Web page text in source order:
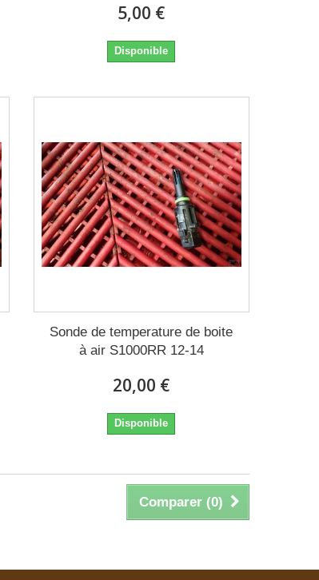
5,00 €
Disponible
Sonde de temperature de boite
à air S1000RR 12-14
20,00 €
Disponible
Comparer (0)